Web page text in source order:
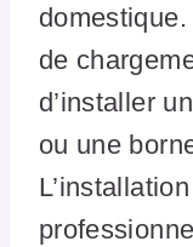
de
d’installer
ou une